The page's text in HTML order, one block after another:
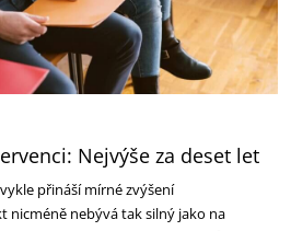
Nejvýše za deset let
přináší mírné zvýšení
nicméně nebývá tak silný jako na